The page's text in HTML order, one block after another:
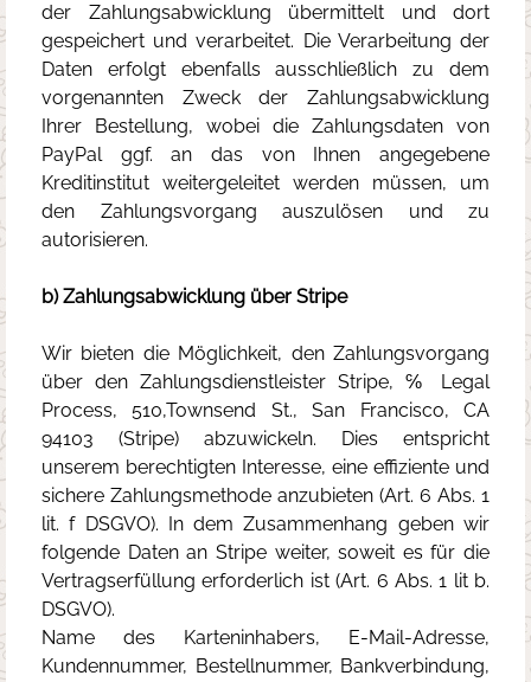
der Zahlungsabwicklung übermittelt und dort
gespeichert und verarbeitet. Die Verarbeitung der
Daten erfolgt ebenfalls ausschließlich zu dem
vorgenannten Zweck der Zahlungsabwicklung
Ihrer Bestellung, wobei die Zahlungsdaten von
PayPal ggf. an das von Ihnen angegebene
Kreditinstitut weitergeleitet werden müssen, um
den Zahlungsvorgang auszulösen und zu
autorisieren.
b) Zahlungsabwicklung über Stripe
Wir bieten die Möglichkeit, den Zahlungsvorgang
über den Zahlungsdienstleister Stripe, ℅ Legal
Process, 510,Townsend St., San Francisco, CA
94103 (Stripe) abzuwickeln. Dies entspricht
unserem berechtigten Interesse, eine effiziente und
sichere Zahlungsmethode anzubieten (Art. 6 Abs. 1
lit. f DSGVO). In dem Zusammenhang geben wir
folgende Daten an Stripe weiter, soweit es für die
Vertragserfüllung erforderlich ist (Art. 6 Abs. 1 lit b.
DSGVO).
Name des Karteninhabers, E-Mail-Adresse,
Kundennummer, Bestellnummer, Bankverbindung,